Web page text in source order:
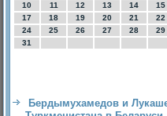
10
11 12 13 14 15
17
18 19 20 21 22
24
25 26 27 28 29
31
Бердымухамедов и